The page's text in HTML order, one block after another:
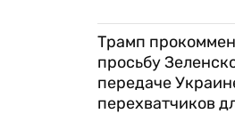
Трамп
просьбу
передаче
перехватчиков